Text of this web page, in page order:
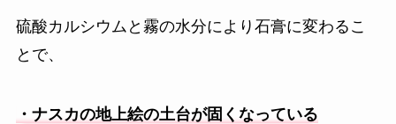
硫酸カルシウムと霧の水分により石膏に変わるこ
とで、
・ナスカの地上絵の土台が固くなっている